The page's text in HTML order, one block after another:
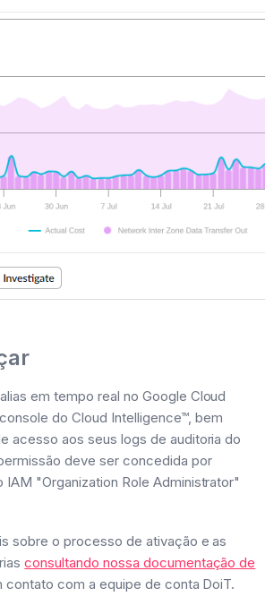
em tempo real no Google Cloud
do Cloud Intelligence™, bem
acesso aos seus logs de auditoria do
deve ser concedida por
IAM "Organization Role Administrator"
sobre o processo de ativação e as
consultando nossa documentação de
contato com a equipe de conta DoiT.